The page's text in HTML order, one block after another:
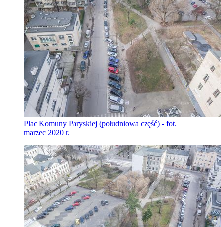
Plac Komuny Paryskiej (południowa część) - fot.
marzec 2020 r.